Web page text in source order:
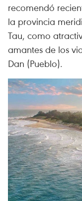
recomendó
la provincia
Tau, como
amantes de los
Dan (Pueblo).